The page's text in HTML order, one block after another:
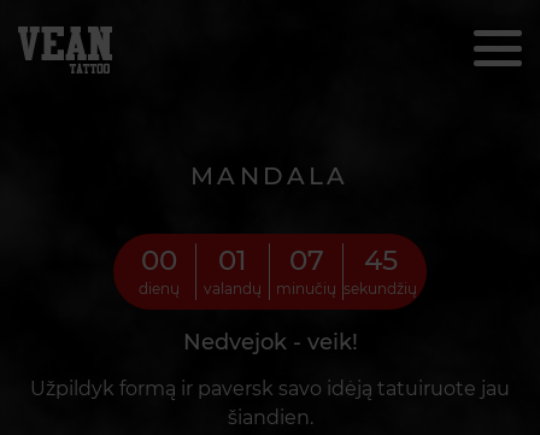
MANDALA
00
dienų
01
valandų
07
minučių
43
sekundžių
Nedvejok - veik!
Užpildyk formą ir paversk savo idėją tatuiruote jau
šiandien.